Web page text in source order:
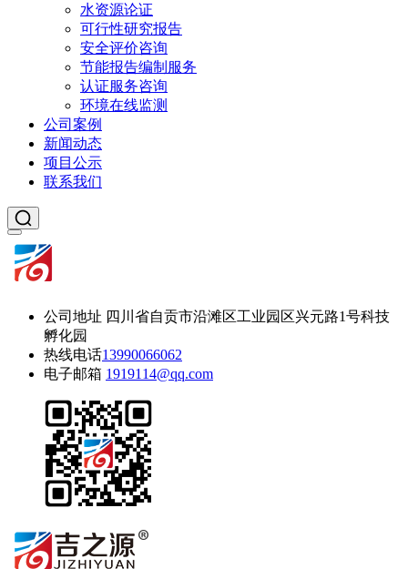
水资源论证
可行性研究报告
安全评价咨询
节能报告编制服务
认证服务咨询
环境在线监测
公司案例
新闻动态
项目公示
联系我们
公司地址 四川省自贡市沿滩区工业园区兴元路1号科技
孵化园
热线电话13990066062
电子邮箱 1919114@qq.com